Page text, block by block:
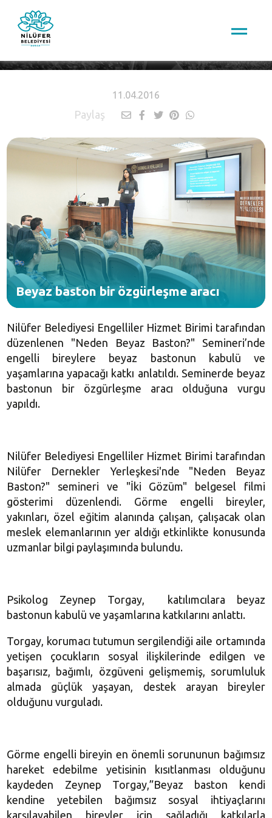
11.04.2016
Paylaş
Beyaz baston bir özgürleşme aracı
Nilüfer Belediyesi Engelliler Hizmet Birimi tarafından
düzenlenen "Neden Beyaz Baston?" Semineri’nde
engelli bireylere beyaz bastonun kabulü ve
yaşamlarına yapacağı katkı anlatıldı. Seminerde beyaz
bastonun bir özgürleşme aracı olduğuna vurgu
yapıldı.
Nilüfer Belediyesi Engelliler Hizmet Birimi tarafından
Nilüfer Dernekler Yerleşkesi'nde "Neden Beyaz
Baston?" semineri ve "İki Gözüm" belgesel filmi
gösterimi düzenlendi. Görme engelli bireyler,
yakınları, özel eğitim alanında çalışan, çalışacak olan
meslek elemanlarının yer aldığı etkinlikte konusunda
uzmanlar bilgi paylaşımında bulundu.
Psikolog Zeynep Torgay, katılımcılara beyaz
bastonun kabulü ve yaşamlarına katkılarını anlattı.
Torgay, korumacı tutumun sergilendiği aile ortamında
yetişen çocukların sosyal ilişkilerinde edilgen ve
başarısız, bağımlı, özgüveni gelişmemiş, sorumluluk
almada güçlük yaşayan, destek arayan bireyler
olduğunu vurguladı.
Görme engelli bireyin en önemli sorununun bağımsız
hareket edebilme yetisinin kısıtlanması olduğunu
kaydeden Zeynep Torgay,”Beyaz baston kendi
kendine yetebilen bağımsız sosyal ihtiyaçlarını
karşılayabilen bireyler için sağladığı katkılarla